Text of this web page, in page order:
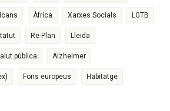
Àfrica Xarxes Socials LGTB
Re-Plan Lleida
pública Alzheimer
Fons europeus Habitatge